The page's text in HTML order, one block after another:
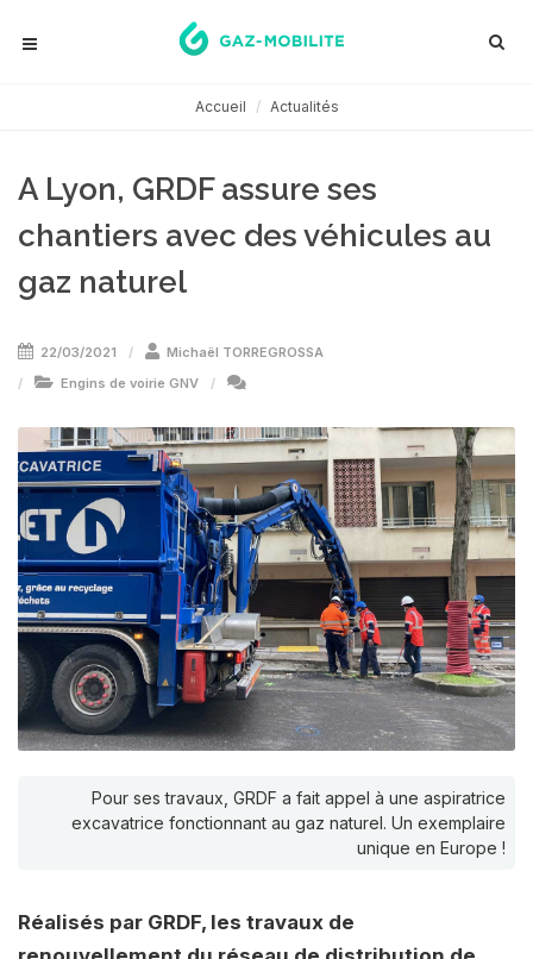
Accueil Actualités
A Lyon, GRDF assure ses
chantiers avec des véhicules au
gaz naturel
22/03/2021
Michaël TORREGROSSA
Engins de voirie GNV
Pour ses travaux, GRDF a fait appel à une aspiratrice
excavatrice fonctionnant au gaz naturel. Un exemplaire
unique en Europe !
Réalisés par GRDF, les travaux de